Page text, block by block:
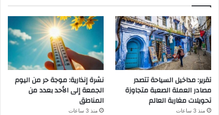
تقرير: مداخيل السياحة تتصدر
مصادر العملة الصعبة متجاوزة
تحويلات مغاربة العالم
منذ 3 ساعات
نشرة إنذارية: موجة حر من اليوم
الجمعة إلى الأحد بعدد من
المناطق
منذ 3 ساعات